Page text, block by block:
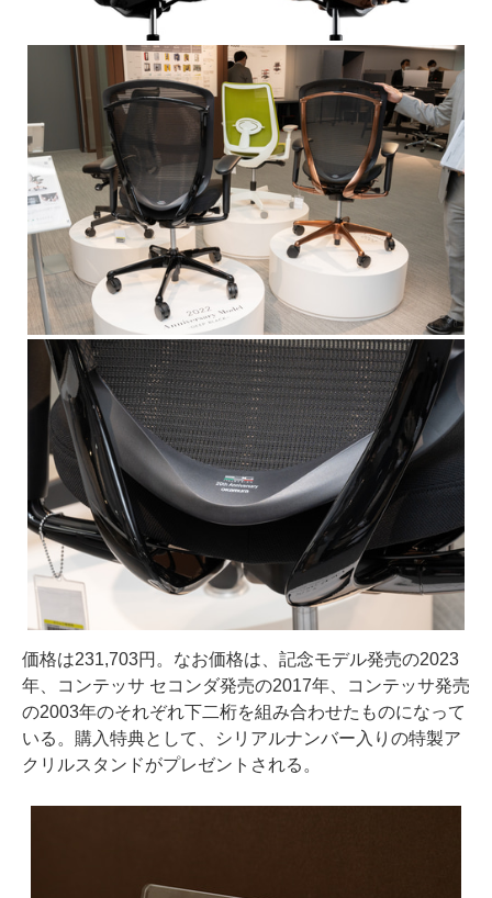
価格は231,703円。なお価格は、記念モデル発売の2023
年、コンテッサ セコンダ発売の2017年、コンテッサ発売
の2003年のそれぞれ下二桁を組み合わせたものになって
いる。購入特典として、シリアルナンバー入りの特製ア
クリルスタンドがプレゼントされる。